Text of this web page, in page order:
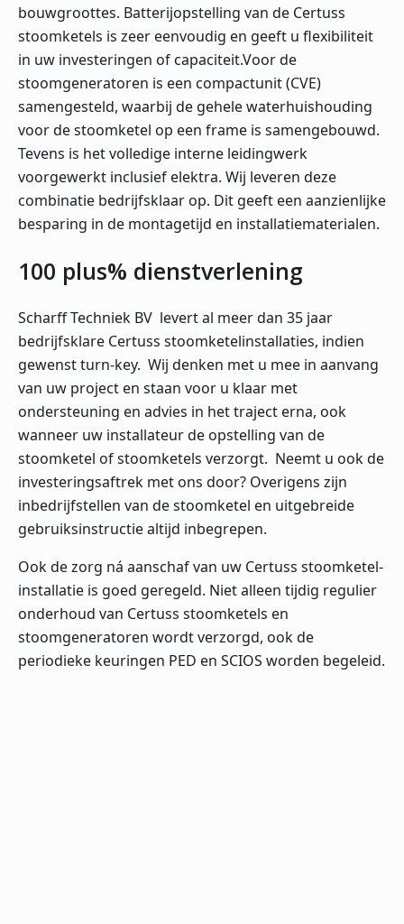
bouwgroottes. Batterijopstelling van de Certuss
stoomketels is zeer eenvoudig en geeft u flexibiliteit
in uw investeringen of capaciteit.Voor de
stoomgeneratoren is een compactunit (CVE)
samengesteld, waarbij de gehele waterhuishouding
voor de stoomketel op een frame is samengebouwd.
Tevens is het volledige interne leidingwerk
voorgewerkt inclusief elektra. Wij leveren deze
combinatie bedrijfsklaar op. Dit geeft een aanzienlijke
besparing in de montagetijd en installatiematerialen.
100 plus% dienstverlening
Scharff Techniek BV levert al meer dan 35 jaar
bedrijfsklare Certuss stoomketelinstallaties, indien
gewenst turn-key. Wij denken met u mee in aanvang
van uw project en staan voor u klaar met
ondersteuning en advies in het traject erna, ook
wanneer uw installateur de opstelling van de
stoomketel of stoomketels verzorgt. Neemt u ook de
investeringsaftrek met ons door? Overigens zijn
inbedrijfstellen van de stoomketel en uitgebreide
gebruiksinstructie altijd inbegrepen.
Ook de zorg ná aanschaf van uw Certuss stoomketel-
installatie is goed geregeld. Niet alleen tijdig regulier
onderhoud van Certuss stoomketels en
stoomgeneratoren wordt verzorgd, ook de
periodieke keuringen PED en SCIOS worden begeleid.